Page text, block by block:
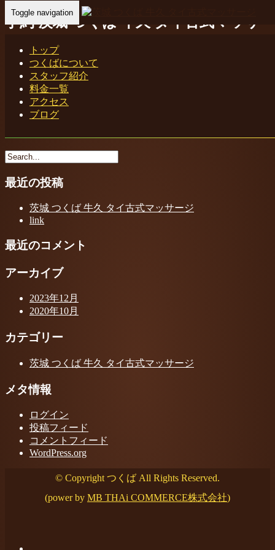
Toggle navigation
トップ
つくばについて
スタッフ紹介
料金一覧
アクセス
ブログ
予約 茨城 つくば 牛久 タイ古式マッサ
--予約 …
最近の投稿
茨城 つくば 牛久 タイ古式マッサージ
link
最近のコメント
アーカイブ
2023年12月
2020年10月
カテゴリー
茨城 つくば 牛久 タイ古式マッサージ
メタ情報
ログイン
投稿フィード
コメントフィード
WordPress.org
© Copyright つくば All Rights Reserved.
(power by MB THAi COMMERCE株式会社)